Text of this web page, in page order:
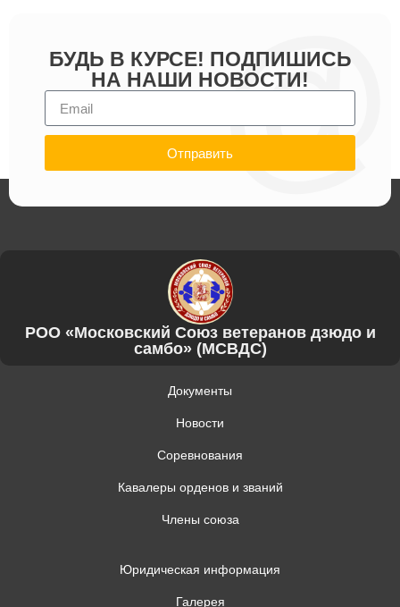
БУДЬ В КУРСЕ! ПОДПИШИСЬ
НА НАШИ НОВОСТИ!
Отправить
РОО «Московский Союз ветеранов дзюдо и
самбо» (МСВДС)
Документы
Новости
Соревнования
Кавалеры орденов и званий
Члены союза
Юридическая информация
Галерея